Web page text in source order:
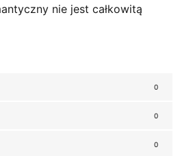
nie jest całkowitą
0
0
0